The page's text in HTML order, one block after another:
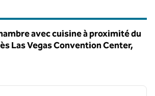
avec cuisine à proximité du
Las Vegas Convention Center,